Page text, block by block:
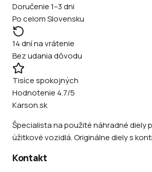
Doručenie 1–3 dni
Po celom Slovensku
14 dní na vrátenie
Bez udania dôvodu
Tisíce spokojných
Hodnotenie 4.7/5
Karson.sk
Špecialista na použité náhradné diely
úžitkové vozidlá. Originálne diely s
Kontakt